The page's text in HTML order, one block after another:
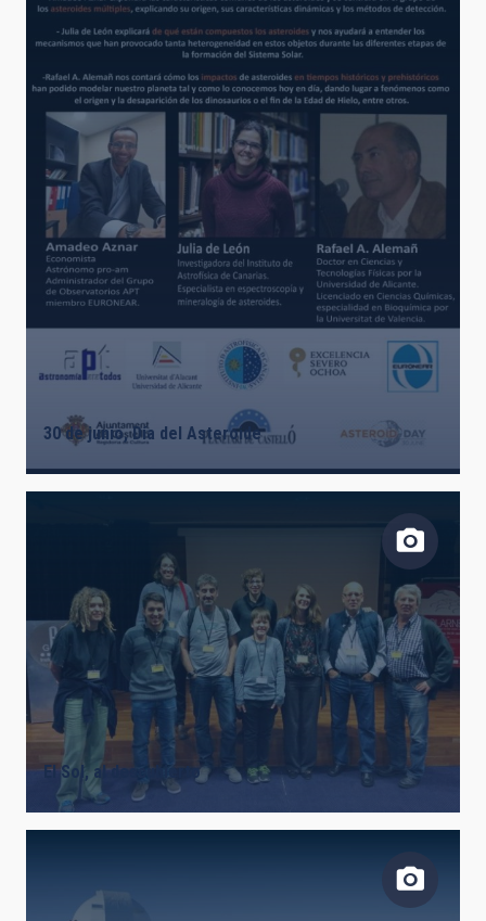
30 de junio, Día del Asteroide
El Sol, al descubierto